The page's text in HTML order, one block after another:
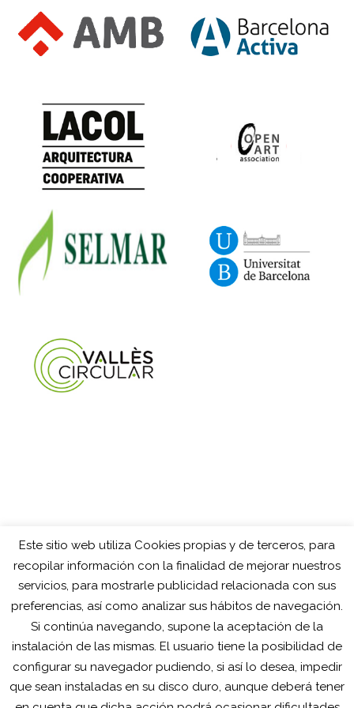
Este sitio web utiliza Cookies propias y de terceros, para
recopilar información con la finalidad de mejorar nuestros
servicios, para mostrarle publicidad relacionada con sus
preferencias, así como analizar sus hábitos de navegación.
Si continúa navegando, supone la aceptación de la
instalación de las mismas. El usuario tiene la posibilidad de
configurar su navegador pudiendo, si así lo desea, impedir
que sean instaladas en su disco duro, aunque deberá tener